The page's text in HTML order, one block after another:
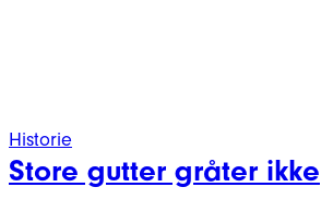
Historie
Store gutter gråter ikke